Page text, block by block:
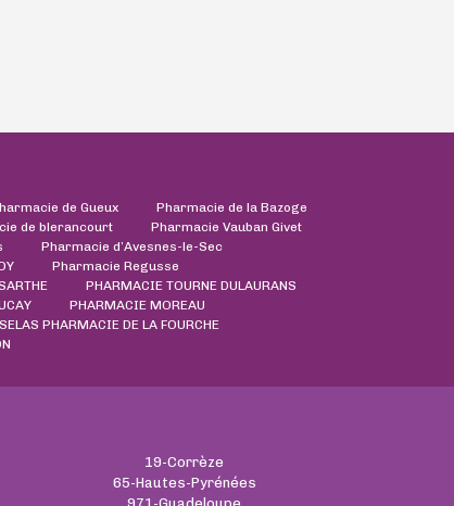
de Gueux
Pharmacie de la Bazoge
de blerancourt
Pharmacie Vauban Givet
Pharmacie d’Avesnes-le-Sec
Pharmacie Regusse
PHARMACIE TOURNE DULAURANS
PHARMACIE MOREAU
SELAS PHARMACIE DE LA FOURCHE
19-Corrèze
65-Hautes-Pyrénées